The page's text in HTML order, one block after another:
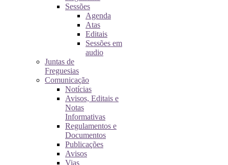
Sessões
Agenda
Atas
Editais
Sessões em
audio
Juntas de
Freguesias
Comunicação
Notícias
Avisos, Editais e
Notas
Informativas
Regulamentos e
Documentos
Publicações
Avisos
Vias